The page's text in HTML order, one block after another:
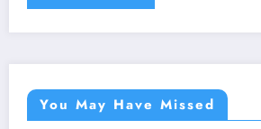
You May Have Missed